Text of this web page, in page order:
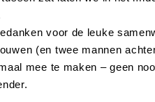
voor de leuke
(en twee mannen
mee te maken – geen